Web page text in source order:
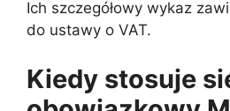
Ich szczegółowy wykaz
do ustawy o VAT.
Kiedy stosuje